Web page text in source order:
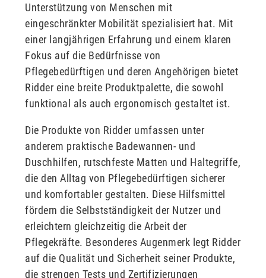
Unterstützung von Menschen mit
eingeschränkter Mobilität spezialisiert hat. Mit
einer langjährigen Erfahrung und einem klaren
Fokus auf die Bedürfnisse von
Pflegebedürftigen und deren Angehörigen bietet
Ridder eine breite Produktpalette, die sowohl
funktional als auch ergonomisch gestaltet ist.
Die Produkte von Ridder umfassen unter
anderem praktische Badewannen- und
Duschhilfen, rutschfeste Matten und Haltegriffe,
die den Alltag von Pflegebedürftigen sicherer
und komfortabler gestalten. Diese Hilfsmittel
fördern die Selbstständigkeit der Nutzer und
erleichtern gleichzeitig die Arbeit der
Pflegekräfte. Besonderes Augenmerk legt Ridder
auf die Qualität und Sicherheit seiner Produkte,
die strengen Tests und Zertifizierungen